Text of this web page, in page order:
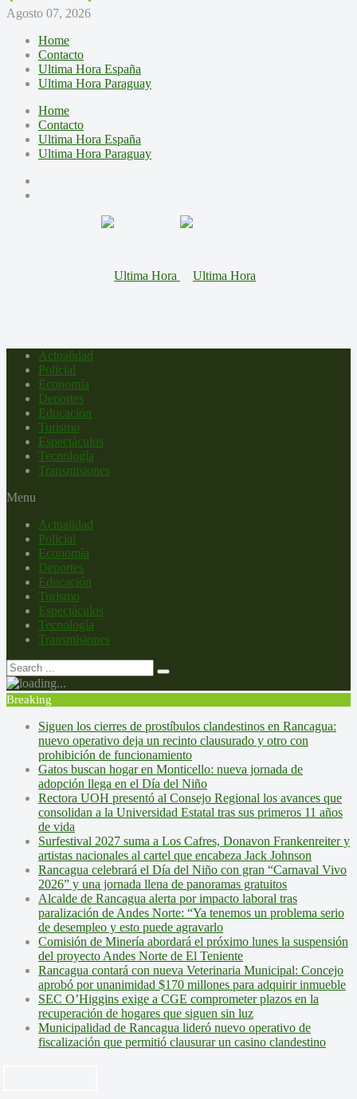
Agosto 07, 2026
Home
Contacto
Ultima Hora España
Ultima Hora Paraguay
Home
Contacto
Ultima Hora España
Ultima Hora Paraguay
Actualidad
Policial
Economía
Deportes
Educación
Turismo
Espectáculos
Tecnología
Transmisiones
Menu
Actualidad
Policial
Economía
Deportes
Educación
Turismo
Espectáculos
Tecnología
Transmisiones
Breaking
Siguen los cierres de prostíbulos clandestinos en Rancagua:
nuevo operativo deja un recinto clausurado y otro con
prohibición de funcionamiento
Gatos buscan hogar en Monticello: nueva jornada de
adopción llega en el Día del Niño
Rectora UOH presentó al Consejo Regional los avances que
consolidan a la Universidad Estatal tras sus primeros 11 años
de vida
Surfestival 2027 suma a Los Cafres, Donavon Frankenreiter y
artistas nacionales al cartel que encabeza Jack Johnson
Rancagua celebrará el Día del Niño con gran “Carnaval Vivo
2026” y una jornada llena de panoramas gratuitos
Alcalde de Rancagua alerta por impacto laboral tras
paralización de Andes Norte: “Ya tenemos un problema serio
de desempleo y esto puede agravarlo
Comisión de Minería abordará el próximo lunes la suspensión
del proyecto Andes Norte de El Teniente
Rancagua contará con nueva Veterinaria Municipal: Concejo
aprobó por unanimidad $170 millones para adquirir inmueble
SEC O’Higgins exige a CGE comprometer plazos en la
recuperación de hogares que siguen sin luz
Municipalidad de Rancagua lideró nuevo operativo de
fiscalización que permitió clausurar un casino clandestino